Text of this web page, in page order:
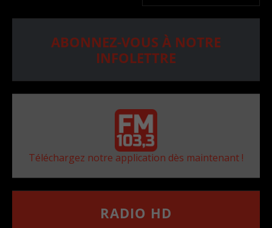
ABONNEZ-VOUS À NOTRE
INFOLETTRE
Téléchargez notre application dès maintenant !
RADIO HD